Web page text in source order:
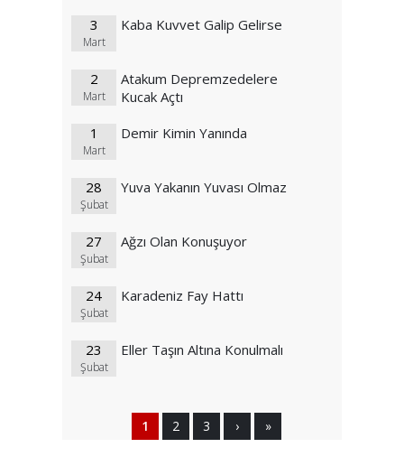
3
Mart
Kaba Kuvvet Galip Gelirse
2
Mart
Atakum Depremzedelere
Kucak Açtı
1
Mart
Demir Kimin Yanında
28
Şubat
Yuva Yakanın Yuvası Olmaz
27
Şubat
Ağzı Olan Konuşuyor
24
Şubat
Karadeniz Fay Hattı
23
Şubat
Eller Taşın Altına Konulmalı
1 2 3 › »